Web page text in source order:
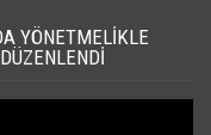
YÖNETMELIKLE